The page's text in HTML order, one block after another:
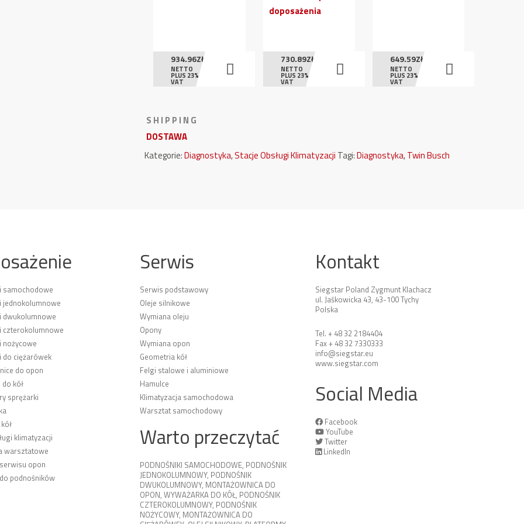
934.96ZŁ
NETTO
PLUS 23%
VAT
730.89ZŁ
NETTO
PLUS 23%
VAT
649.59ZŁ
NETTO
PLUS 23%
VAT
S H I P P I N G
DOSTAWA
Kategorie:Diagnostyka,Stacje Obsługi Klimatyzacji Tagi:Diagnostyka,Twin Busch
samochodowe
jednokolumnowe
dwukolumnowe
czterokolumnowe
nożycowe
do ciężarówek
do opon
kół
sprężarki
klimatyzacji
warsztatowe
opon
podnośników
Serwis
Serwis podstawowy
Oleje silnikowe
Wymiana oleju
Opony
Wymiana opon
Geometria kół
Felgi stalowe i aluminiowe
Hamulce
Klimatyzacja samochodowa
Warsztat samochodowy
Warto przeczytać
PODNOŚNIKI SAMOCHODOWE, PODNOŚNIK
JEDNOKOLUMNOWY, PODNOŚNIK
DWUKOLUMNOWY, MONTAŻOWNICA DO
OPON, WYWAŻARKA DO KÓŁ, PODNOŚNIK
CZTEROKOLUMNOWY, PODNOŚNIK
NOŻYCOWY, MONTAŻOWNICA DO
Kontakt
Siegstar Poland Zygmunt Klachacz
ul. Jaśkowicka 43, 43-100 Tychy
Polska
Tel. + 48 32 2184404
Fax + 48 32 7330333
info@siegstar.eu
www.siegstar.com
Social Media
Facebook
YouTube
Twitter
LinkedIn